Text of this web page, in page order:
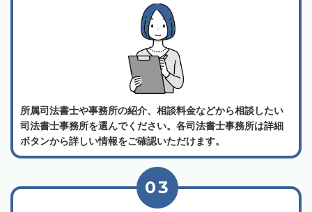
所属司法書士や事務所の紹介、相談料金などから相談したい
司法書士事務所を選んでください。各司法書士事務所は詳細
ボタンから詳しい情報をご確認いただけます。
03